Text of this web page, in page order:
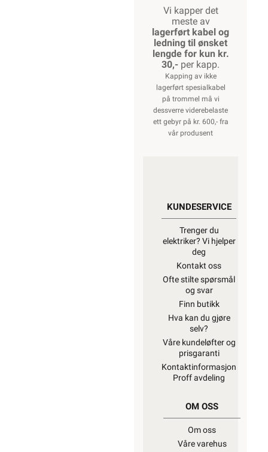
Vi kapper det
meste av
lagerført kabel og
ledning til ønsket
lengde for kun kr.
30,- per kapp.
Kapping av ikke
lagerført spesialkabel
på trommel må vi
dessverre viderebelaste
ett gebyr på kr. 600,- fra
vår produsent
KUNDESERVICE
Trenger du
elektriker? Vi hjelper
deg
Kontakt oss
Ofte stilte spørsmål
og svar
Finn butikk
Hva kan du gjøre
selv?
Våre kundeløfter og
prisgaranti
Kontaktinformasjon
Proff avdeling
OM OSS
Om oss
Våre varehus